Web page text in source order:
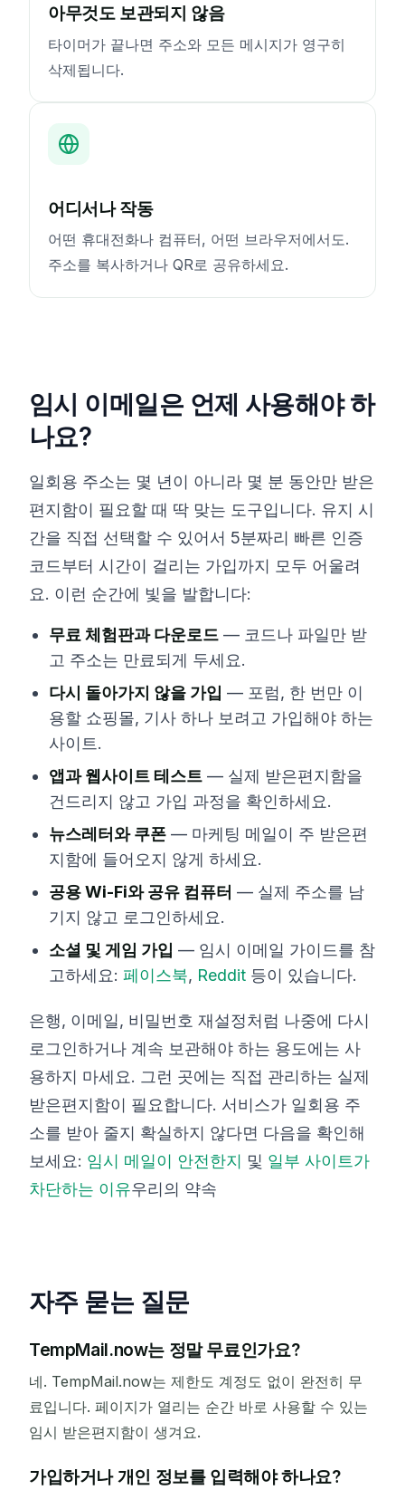
아무것도 보관되지 않음
타이머가 끝나면 주소와 모든 메시지가 영구히
삭제됩니다.
어디서나 작동
어떤 휴대전화나 컴퓨터, 어떤 브라우저에서도.
주소를 복사하거나 QR로 공유하세요.
임시 이메일은 언제 사용해야 하
나요?
일회용 주소는 몇 년이 아니라 몇 분 동안만 받은
편지함이 필요할 때 딱 맞는 도구입니다. 유지 시
간을 직접 선택할 수 있어서 5분짜리 빠른 인증
코드부터 시간이 걸리는 가입까지 모두 어울려
요. 이런 순간에 빛을 발합니다:
무료 체험판과 다운로드 — 코드나 파일만 받
고 주소는 만료되게 두세요.
다시 돌아가지 않을 가입 — 포럼, 한 번만 이
용할 쇼핑몰, 기사 하나 보려고 가입해야 하는
사이트.
앱과 웹사이트 테스트 — 실제 받은편지함을
건드리지 않고 가입 과정을 확인하세요.
뉴스레터와 쿠폰 — 마케팅 메일이 주 받은편
지함에 들어오지 않게 하세요.
공용 Wi-Fi와 공유 컴퓨터 — 실제 주소를 남
기지 않고 로그인하세요.
소셜 및 게임 가입 — 임시 이메일 가이드를 참
고하세요:페이스북, Reddit 등이 있습니다.
은행, 이메일, 비밀번호 재설정처럼 나중에 다시
로그인하거나 계속 보관해야 하는 용도에는 사
용하지 마세요. 그런 곳에는 직접 관리하는 실제
받은편지함이 필요합니다. 서비스가 일회용 주
소를 받아 줄지 확실하지 않다면 다음을 확인해
보세요: 임시 메일이 안전한지 및 일부 사이트가
차단하는 이유우리의 약속
자주 묻는 질문
TempMail.now는 정말 무료인가요?
네. TempMail.now는 제한도 계정도 없이 완전히 무
료입니다. 페이지가 열리는 순간 바로 사용할 수 있는
임시 받은편지함이 생겨요.
가입하거나 개인 정보를 입력해야 하나요?